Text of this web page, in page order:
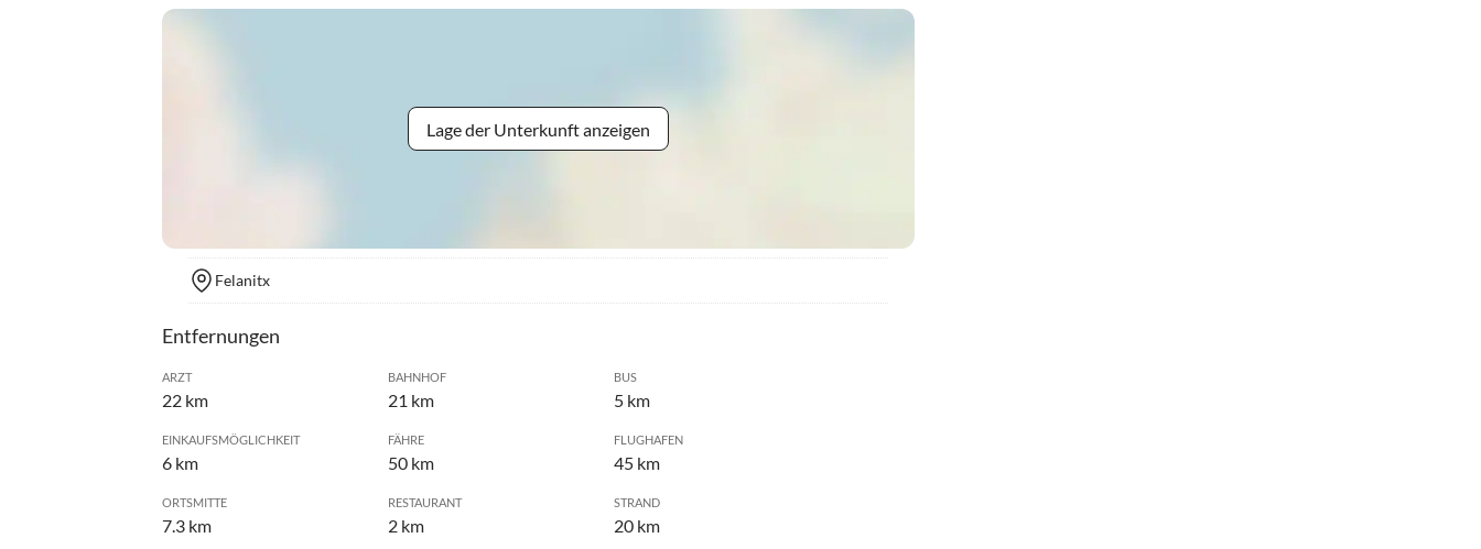
Lage der Unterkunft anzeigen
Felanitx
Entfernungen
ARZT
22 km
BAHNHOF
21 km
BUS
5 km
EINKAUFSMÖGLICHKEIT
6 km
FÄHRE
50 km
FLUGHAFEN
45 km
ORTSMITTE
7.3 km
RESTAURANT
2 km
STRAND
20 km